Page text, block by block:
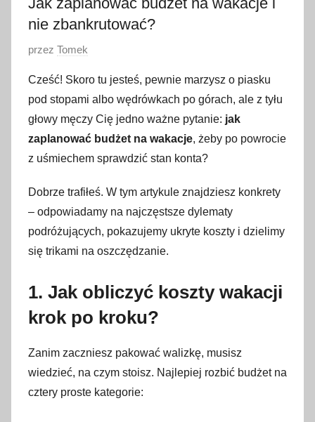
nie zbankrutować?
O
u
b
l
i
k
w
a
n
o
c
e
w
c
a
przez Tomek
Cześć! Skoro tu jesteś, pewnie marzysz o piasku
pod stopami albo wędrówkach po górach, ale z tyłu
głowy męczy Cię jedno ważne pytanie: jak
zaplanować budżet na wakacje, żeby po powrocie
z uśmiechem sprawdzić stan konta?
Dobrze trafiłeś. W tym artykule znajdziesz konkrety
– odpowiadamy na najczęstsze dylematy
podróżujących, pokazujemy ukryte koszty i dzielimy
się trikami na oszczędzanie.
1. Jak obliczyć koszty wakacji
krok po kroku?
Zanim zaczniesz pakować walizkę, musisz
wiedzieć, na czym stoisz. Najlepiej rozbić budżet na
cztery proste kategorie: